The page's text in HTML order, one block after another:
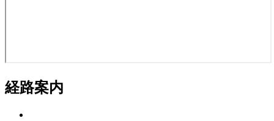
経路案内